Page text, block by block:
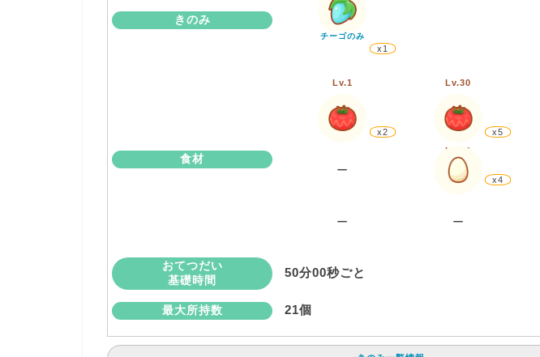
きのみ
チーゴのみ
x1
食材
Lv.1
x2
Lv.30
x5
ー
Lv.30
x4
ー ー
おてつだい
基礎時間
50分00秒ごと
最大所持数 21個